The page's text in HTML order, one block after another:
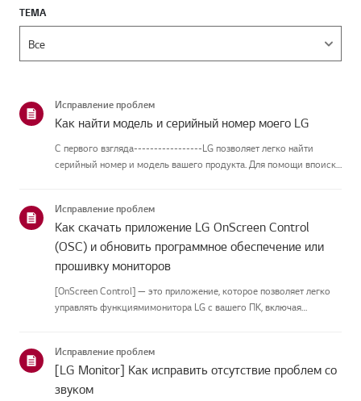
ТЕМА
Исправление проблем
Как найти модель и серийный номер моего LG
С первого взгляда-----------------LG позволяет легко найти
серийный номер и модель вашего продукта. Для помощи впоиске
руководство создано...
Исправление проблем
Как скачать приложение LG OnScreen Control
(OSC) и обновить программное обеспечение или
прошивку мониторов
[OnScreen Control] — это приложение, которое позволяет легко
управлять функциямимонитора LG с вашего ПК, включая
приложение для вашей ...
Исправление проблем
[LG Monitor] Как исправить отсутствие проблем со
звуком